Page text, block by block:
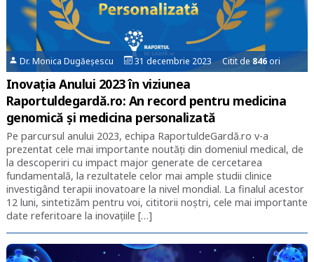
Dr. Monica Dugăeșescu 31 decembrie 2023 Citit de 846ori
Inovația Anului 2023 în viziunea
Raportuldegardă.ro: An record pentru medicina
genomică și medicina personalizată
Pe parcursul anului 2023, echipa RaportuldeGardă.ro v-a
prezentat cele mai importante noutăţi din domeniul medical, de
la descoperiri cu impact major generate de cercetarea
fundamentală, la rezultatele celor mai ample studii clinice
investigând terapii inovatoare la nivel mondial. La finalul acestor
12 luni, sintetizăm pentru voi, cititorii noştri, cele mai importante
date referitoare la inovaţiile […]